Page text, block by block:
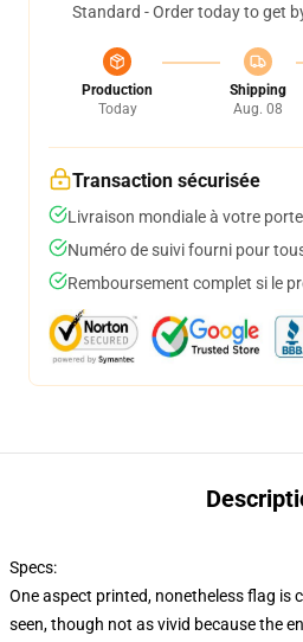
Standard - Order today to get
Production
Today
Shipping
Aug. 08
Transaction sécurisée
Livraison mondiale à votre porte
Numéro de suivi fourni pour
Remboursement complet si le
Specs:
One aspect printed, nonetheless flag is
seen, though not as vivid because the